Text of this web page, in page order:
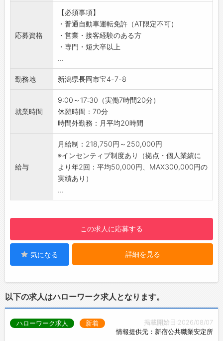
◆全社員参加型のイベントで、共通意識と一体
感を高めています！
・社長塾・部長塾（月1回）：経営計画書（会社
のルールブック）をもとにした勉強会
・経営計画発表会：来期のビジョンや方針を共
有
・政策勉強会：上半期の活動報告と下半期の取
り組みについて、 代表取締役と各部門長から発
【おすすめポイント】
・年齢に関係なく、成果と姿勢を正当に評価す
る制度があります。
・若手のうちからマネジメントに挑戦でき、キ
ャリアアップを目指せます。
【充実の福利厚生♪】
◇社員一人ひとりが元気にイキイキと働けるよ
施
・男性の育児休暇取得を積極的に推進
・インフルエンザ予防接種補助、定期健康診断
・禁煙手当（半期25,000円～50,000円）支給
います。
◆コミュニケーションを大切にする社風♪
・疑問や言いたいことがあるのに伝えられない
の新車や中古車の販売、損害保険の代理店業
務、生命保険の募集業務
・カタログ営業ではなく、お客様のご要望や運
輸に関する法律、自社の技術などを考慮して、
最適な提案をしていただきます◎
・お客様：物流業界の会社（車両担当者や社長
などの経営層）
【業務の流れ】
1）関係構築
↓
2）見積書の提出・提案（ご要望・法律・競合
を鑑みて算出）
↓
3）工程管理・納車（納車の手続きは社内の事
務局と協同して行っていただきます）
に沿った商品を作り上げる面白さがあります♪
・トラックを販売することにより、トラックの
売上だけではなく、その後のアフターサービス
（整備など）の受注に繋がるので、中長期的な
ビジネスチャンスの獲得となり、会社全体のビ
・世界的なUDブランドの最先端の技術に触れら
【研修制度】
・OJTやオリエンテーション、マンツーマンの
応募資格
【必須事項】
・普通自動車運転免許（AT限定不可）
・営業・接客経験のある方
・専門・短大卒以上
...
勤務地 新潟県長岡市宝4-7-8
就業時間
9:00～17:30（実働7時間20分）
休憩時間：70分
時間外勤務：月平均20時間
給与
月給制：218,750円～250,000円
※インセンティブ制度あり（拠点・個人業績に
より年2回：平均50,000円、MAX300,000円の
実績あり）
...
この求人に応募する
気になる 詳細を見る
以下の求人はハローワーク求人となります。
掲載開始日:2026/08/07
情報提供元：新宿公共職業安定所
ハローワーク求人 新着